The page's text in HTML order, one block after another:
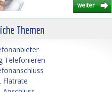
weiter
Themen
Telefonieren
Flatrate